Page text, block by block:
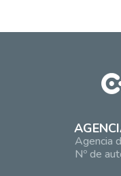
Agencia
Nº de